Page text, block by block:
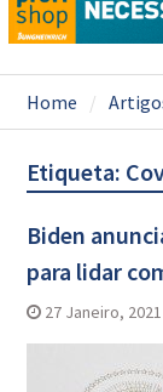
Home
Etiqueta:
Biden
para lidar
27 Janeiro, 2021